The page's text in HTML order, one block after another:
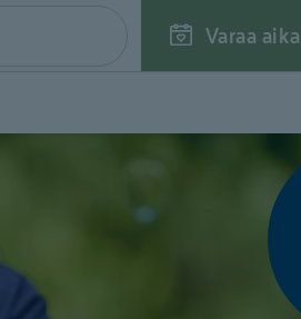
Varaa aika